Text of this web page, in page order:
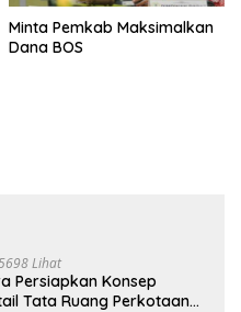
Minta Pemkab Maksimalkan
Dana BOS
Lihat
Persiapkan Konsep
Tata Ruang Perkotaan